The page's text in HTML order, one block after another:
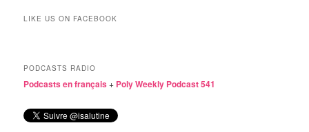
LIKE US ON FACEBOOK
PODCASTS RADIO
Podcasts en français+ Poly Weekly Podcast 541